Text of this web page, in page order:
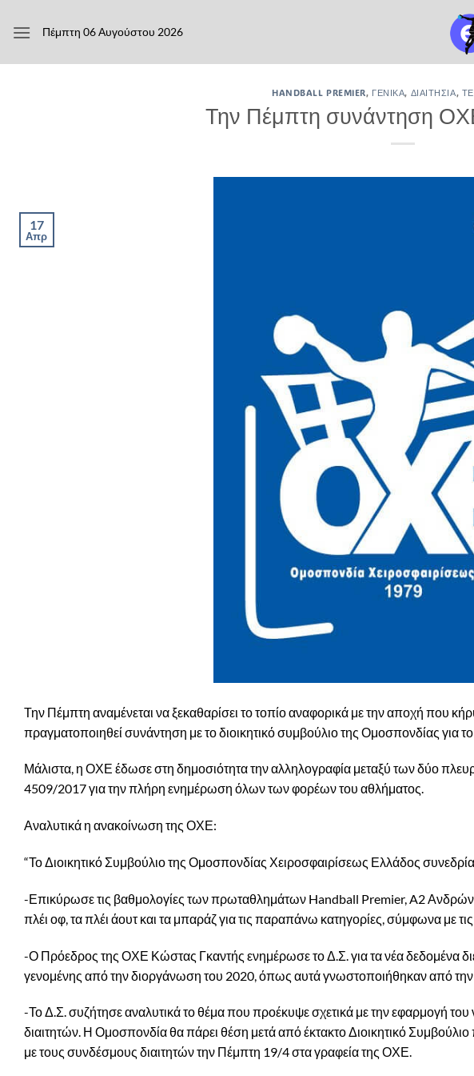
στο
Πέμπτη 06 Αυγούστου 2026
HANDBALL PREMIER, ΓΕΝΙΚΆ, ΔΙΑΙΤΗΣΊΑ,
Την Πέμπτη συνάντηση
17
Απρ
Την Πέμπτη αναμένεται να ξεκαθαρίσει το τοπίο αναφορικά με την αποχή που
πραγματοποιηθεί συνάντηση με το διοικητικό συμβούλιο της Ομοσπονδίας για
Μάλιστα, η ΟΧΕ έδωσε στη δημοσιότητα την αλληλογραφία μεταξύ των δύο
4509/2017 για την πλήρη ενημέρωση όλων των φορέων του αθλήματος.
Αναλυτικά η ανακοίνωση της ΟΧΕ:
“Το Διοικητικό Συμβούλιο της Ομοσπονδίας Χειροσφαιρίσεως Ελλάδος
-Επικύρωσε τις βαθμολογίες των πρωταθλημάτων Handball Premier, A2 Ανδρών
πλέι οφ, τα πλέι άουτ και τα μπαράζ για τις παραπάνω κατηγορίες, σύμφωνα με
-Ο Πρόεδρος της ΟΧΕ Κώστας Γκαντής ενημέρωσε το Δ.Σ. για τα νέα δεδομένα
γενομένης από την διοργάνωση του 2020, όπως αυτά γνωστοποιήθηκαν από την
-Το Δ.Σ. συζήτησε αναλυτικά το θέμα που προέκυψε σχετικά με την εφαρμογή
διαιτητών. Η Ομοσπονδία θα πάρει θέση μετά από έκτακτο Διοικητικό
με τους συνδέσμους διαιτητών την Πέμπτη 19/4 στα γραφεία της ΟΧΕ.